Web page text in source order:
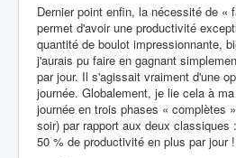
Dernier point enfin, la nécessité de «
permet d'avoir une productivité
quantité de boulot impressionnante,
j'aurais pu faire en gagnant
par jour. Il s'agissait vraiment d'une
journée. Globalement, je lie cela à
journée en trois phases « complètes
soir) par rapport aux deux classiques
50 % de productivité en plus par jour !